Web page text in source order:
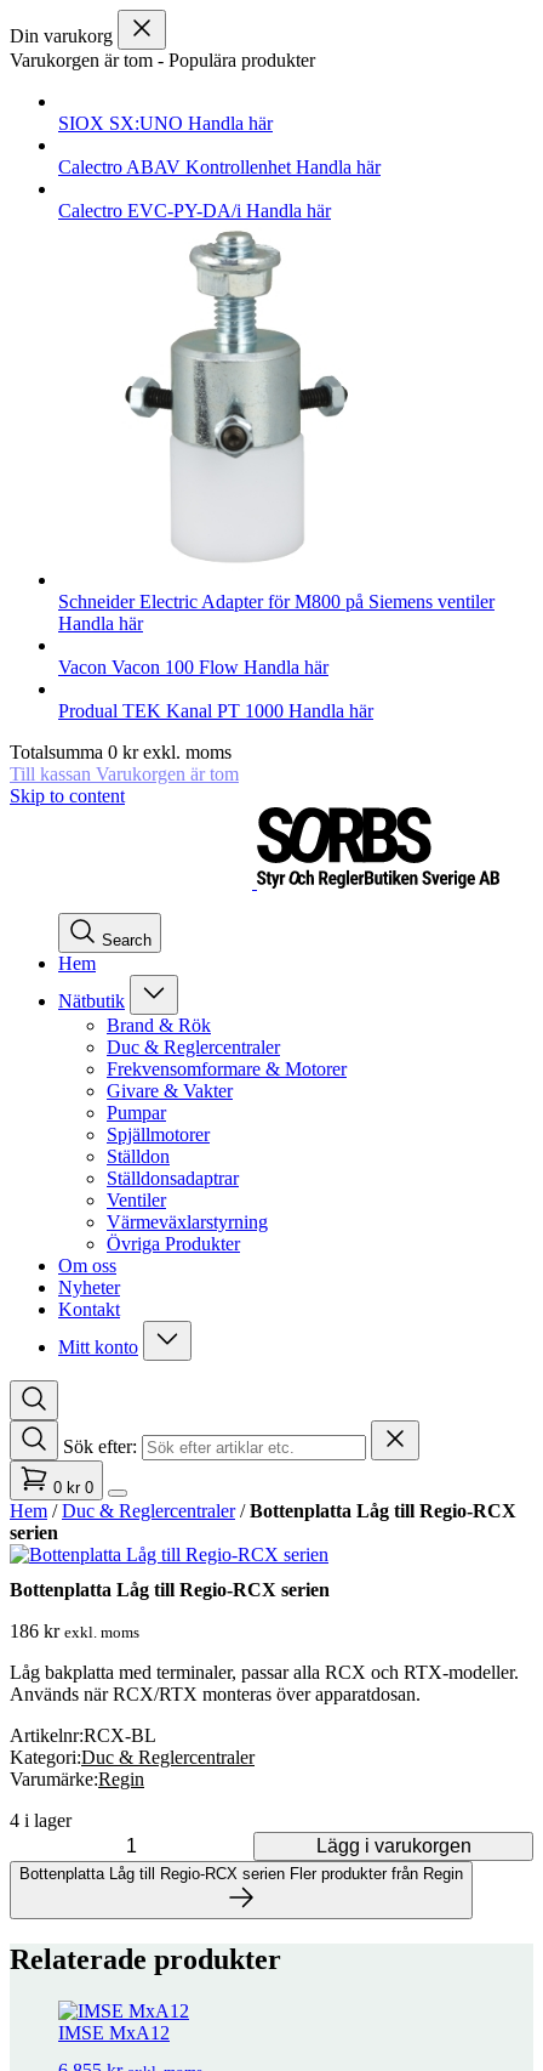
Din varukorg
Varukorgen är tom - Populära produkter
SIOX SX:UNO Handla här
Calectro ABAV Kontrollenhet Handla här
Calectro EVC-PY-DA/i Handla här
Schneider Electric Adapter för M800 på Siemens ventiler
Handla här
Vacon Vacon 100 Flow Handla här
Produal TEK Kanal PT 1000 Handla här
Totalsumma 0 kr exkl. moms
Till kassan Varukorgen är tom
Skip to content
Search
Hem
Nätbutik
Brand & Rök
Duc & Reglercentraler
Frekvensomformare & Motorer
Givare & Vakter
Pumpar
Spjällmotorer
Ställdon
Ställdonsadaptrar
Ventiler
Värmeväxlarstyrning
Övriga Produkter
Om oss
Nyheter
Kontakt
Mitt konto
Sök efter:
0 kr 0
Hem /Duc & Reglercentraler/Bottenplatta Låg till Regio-RCX
serien
Bottenplatta Låg till Regio-RCX serien
186 kr exkl. moms
Låg bakplatta med terminaler, passar alla RCX och RTX-modeller.
Används när RCX/RTX monteras över apparatdosan.
Artikelnr:RCX-BL
Kategori:Duc & Reglercentraler
Varumärke:Regin
4 i lager
Bottenplatta Låg till Regio-RCX serien mängdLägg i varukorgen
Bottenplatta Låg till Regio-RCX serien Fler produkter från Regin
Fler produkter från Regin
Relaterade produkter
IMSE MxA12